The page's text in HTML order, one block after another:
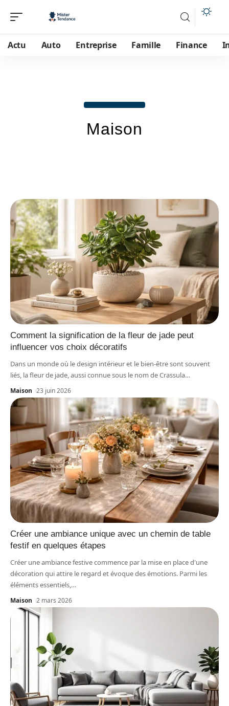
Actu Auto Entreprise Famille Finance
Maison
Comment la signification de la fleur de jade peut
influencer vos choix décoratifs
Dans un monde où le design intérieur et le bien-être sont souvent
liés, la fleur de jade, aussi connue sous le nom de Crassula…
Maison 23 juin 2026
Créer une ambiance unique avec un chemin de table
festif en quelques étapes
Créer une ambiance festive commence par la mise en place d'une
décoration qui attire le regard et évoque des émotions. Parmi les
éléments essentiels, …
Maison 2 mars 2026